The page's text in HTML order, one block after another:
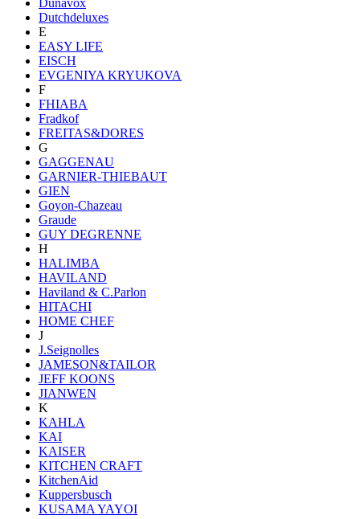
Dutchdeluxes
E
EASY LIFE
EISCH
EVGENIYA KRYUKOVA
F
FHIABA
Fradkof
FREITAS&DORES
G
GAGGENAU
GARNIER-THIEBAUT
GIEN
Goyon-Chazeau
Graude
GUY DEGRENNE
H
HALIMBA
HAVILAND
Haviland & C.Parlon
HITACHI
HOME CHEF
J
J.Seignolles
JAMESON&TAILOR
JEFF KOONS
JIANWEN
K
KAHLA
KAI
KAISER
KITCHEN CRAFT
KitchenAid
Kuppersbusch
KUSAMA YAYOI